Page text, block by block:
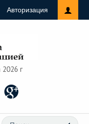
Авторизация
2026 г